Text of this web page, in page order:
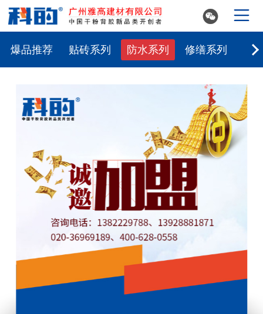
 
爆品推荐 贴砖系列 防水系列 修缮系列